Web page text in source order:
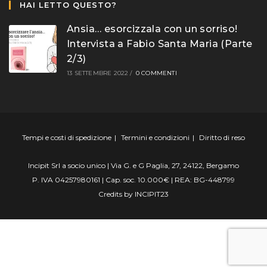
HAI LETTO QUESTO?
Ansia… esorcizzala con un sorriso!
Intervista a Fabio Santa Maria (Parte
2/3)
13 SETTEMBRE 2022 / 0 COMMENTI
Tempi e costi di spedizione Termini e condizioni Diritto di reso
Incipit Srl a socio unico | Via G. e G Paglia, 27, 24122, Bergamo
P. IVA 04257980161 | Cap. soc. 10.000€ | REA: BG-448799
Credits by INCIPIT23